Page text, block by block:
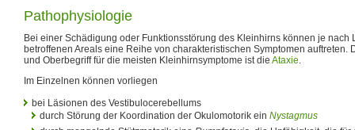
Pathophysiologie
Bei einer Schädigung oder Funktionsstörung des Kleinhirns können je nach
betroffenen Areals eine Reihe von charakteristischen Symptomen auftreten.
und Oberbegriff für die meisten Kleinhirnsymptome ist die Ataxie.
Im Einzelnen können vorliegen
bei Läsionen des Vestibulocerebellums
durch Störung der Koordination der Okulomotorik ein Nystagmus